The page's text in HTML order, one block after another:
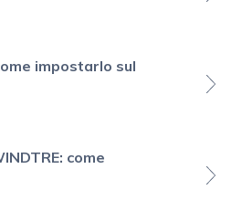
impostarlo sul
come